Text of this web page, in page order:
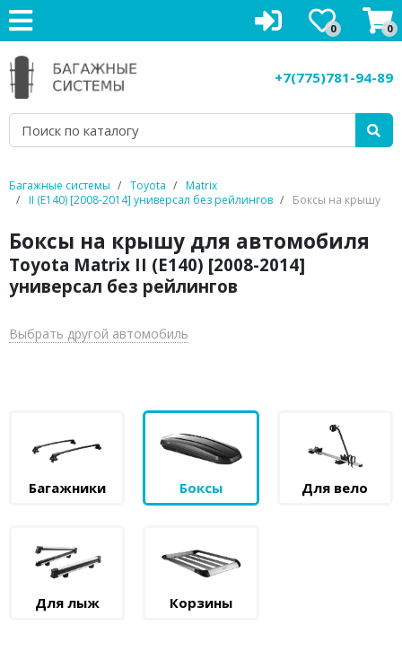
0 0
+7(775)781-94-89
Багажные системы Toyota
Matrix
II (E140) [2008-2014] универсал без рейлингов
Боксы на крышу
Боксы на крышу для автомобиля
Toyota Matrix II (E140) [2008-2014]
универсал без рейлингов
Выбрать другой автомобиль
Багажники Боксы Для вело
Для лыж Корзины
Багажники на крышу
Рейлинги на крышу
Боксы на крышу
Велокрепления
Грузовые корзины
Аксессуары
Услуги